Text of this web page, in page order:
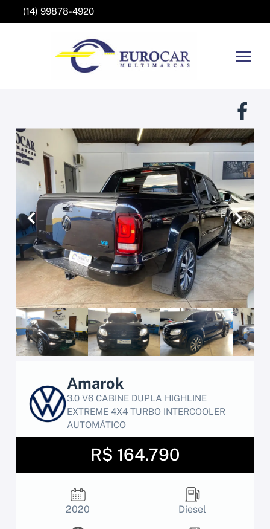
(14) 99878-4920
Amarok
3.0 V6 CABINE DUPLA HIGHLINE
EXTREME 4X4 TURBO INTERCOOLER
AUTOMÁTICO
R$ 164.790
2020 Diesel
Anterior Próximo